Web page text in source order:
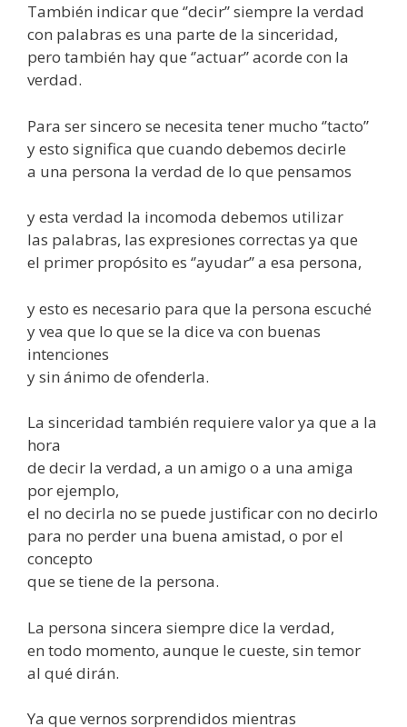
También indicar que ‘’decir’’ siempre la verdad
con palabras es una parte de la sinceridad,
pero también hay que ‘’actuar’’ acorde con la
verdad.
Para ser sincero se necesita tener mucho ‘’tacto’’
y esto significa que cuando debemos decirle
a una persona la verdad de lo que pensamos
y esta verdad la incomoda debemos utilizar
las palabras, las expresiones correctas ya que
el primer propósito es ‘’ayudar’’ a esa persona,
y esto es necesario para que la persona escuché
y vea que lo que se la dice va con buenas
intenciones
y sin ánimo de ofenderla.
La sinceridad también requiere valor ya que a la
hora
de decir la verdad, a un amigo o a una amiga
por ejemplo,
el no decirla no se puede justificar con no decirlo
para no perder una buena amistad, o por el
concepto
que se tiene de la persona.
La persona sincera siempre dice la verdad,
en todo momento, aunque le cueste, sin temor
al qué dirán.
Ya que vernos sorprendidos mientras